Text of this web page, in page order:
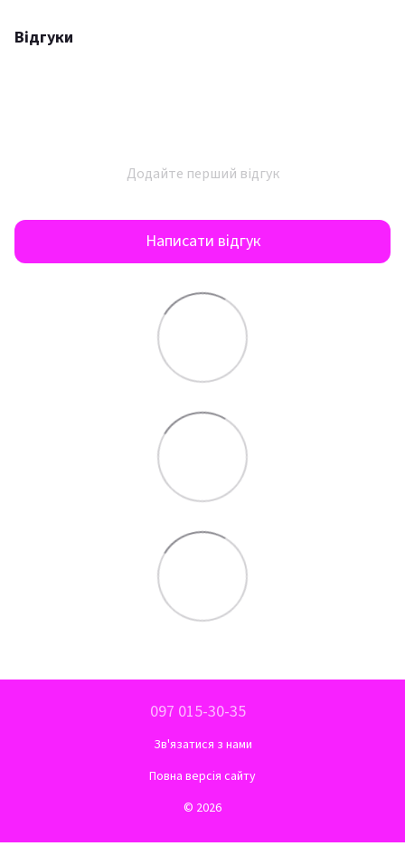
Відгуки
Додайте перший відгук
Написати відгук
097 015-30-35
Зв'язатися з нами
Повна версія сайту
© 2026